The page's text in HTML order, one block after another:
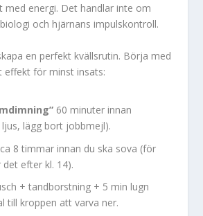
med energi. Det handlar inte om
och hjärnans impulskontroll.
en perfekt kvällsrutin. Börja med
effekt för minst insats:
60 minuter innan
ljus, lägg bort jobbmejl).
ca 8 timmar innan du ska sova (för
efter kl. 14).
+ tandborstning + 5 min lugn
till kroppen att varva ner.